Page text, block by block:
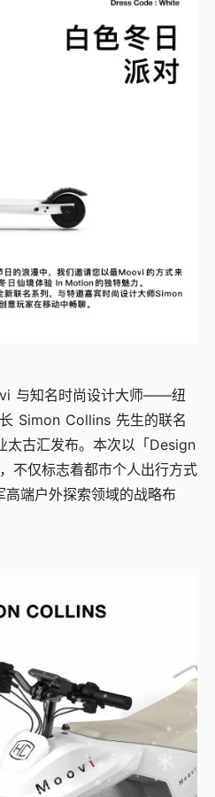
与知名时尚设计大师——纽
Simon Collins 先生的联名
太古汇发布。本次以「Design
不仅标志着都市个人出行方式
端户外探索领域的战略布